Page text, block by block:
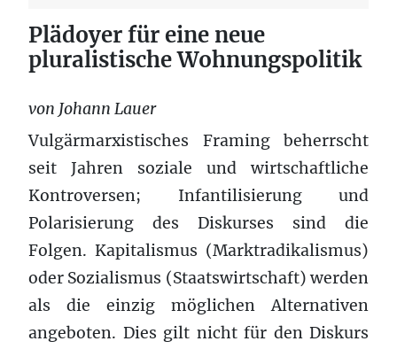
Plädoyer für eine neue
pluralistische Wohnungspolitik
von Johann Lauer
Vulgärmarxistisches Framing beherrscht
seit Jahren soziale und wirtschaftliche
Kontroversen; Infantilisierung und
Polarisierung des Diskurses sind die
Folgen. Kapitalismus (Marktradikalismus)
oder Sozialismus (Staatswirtschaft) werden
als die einzig möglichen Alternativen
angeboten. Dies gilt nicht für den Diskurs